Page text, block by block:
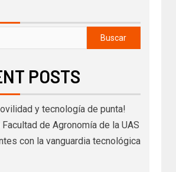
Buscar
POSTS
y tecnología de punta!
de Agronomía de la UAS
con la vanguardia tecnológica